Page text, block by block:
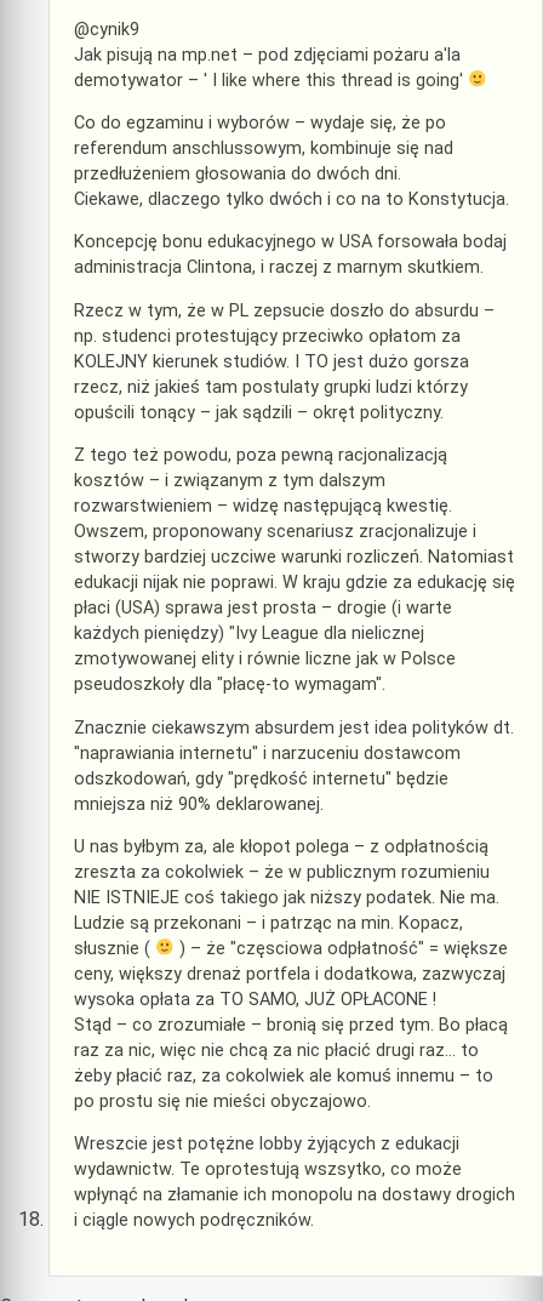
@cynik9
Jak pisują na mp.net – pod zdjęciami pożaru a'la
demotywator – ' I like where this thread is going'
Co do egzaminu i wyborów – wydaje się, że po
referendum anschlussowym, kombinuje się nad
przedłużeniem głosowania do dwóch dni.
Ciekawe, dlaczego tylko dwóch i co na to Konstytucja.
Koncepcję bonu edukacyjnego w USA forsowała bodaj
administracja Clintona, i raczej z marnym skutkiem.
Rzecz w tym, że w PL zepsucie doszło do absurdu –
np. studenci protestujący przeciwko opłatom za
KOLEJNY kierunek studiów. I TO jest dużo gorsza
rzecz, niż jakieś tam postulaty grupki ludzi którzy
opuścili tonący – jak sądzili – okręt polityczny.
Z tego też powodu, poza pewną racjonalizacją
kosztów – i związanym z tym dalszym
rozwarstwieniem – widzę następującą kwestię.
Owszem, proponowany scenariusz zracjonalizuje i
stworzy bardziej uczciwe warunki rozliczeń. Natomiast
edukacji nijak nie poprawi. W kraju gdzie za edukację się
płaci (USA) sprawa jest prosta – drogie (i warte
każdych pieniędzy) "Ivy League dla nielicznej
zmotywowanej elity i równie liczne jak w Polsce
pseudoszkoły dla "płacę-to wymagam".
Znacznie ciekawszym absurdem jest idea polityków dt.
"naprawiania internetu" i narzuceniu dostawcom
odszkodowań, gdy "prędkość internetu" będzie
mniejsza niż 90% deklarowanej.
U nas byłbym za, ale kłopot polega – z odpłatnością
zreszta za cokolwiek – że w publicznym rozumieniu
NIE ISTNIEJE coś takiego jak niższy podatek. Nie ma.
Ludzie są przekonani – i patrząc na min. Kopacz,
słusznie (
) – że "częsciowa odpłatność" = większe
ceny, większy drenaż portfela i dodatkowa, zazwyczaj
wysoka opłata za TO SAMO, JUŻ OPŁACONE !
Stąd – co zrozumiałe – bronią się przed tym. Bo płacą
raz za nic, więc nie chcą za nic płacić drugi raz… to
żeby płacić raz, za cokolwiek ale komuś innemu – to
po prostu się nie mieści obyczajowo.
Wreszcie jest potężne lobby żyjących z edukacji
wydawnictw. Te oprotestują wszsytko, co może
wpłynąć na złamanie ich monopolu na dostawy drogich
i ciągle nowych podręczników.